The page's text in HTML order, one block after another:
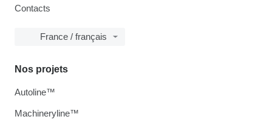
Contacts
France / français
Nos projets
Autoline™
Machineryline™